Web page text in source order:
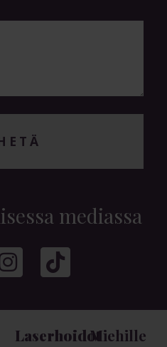
mediassa
LaserhoidotMiehille